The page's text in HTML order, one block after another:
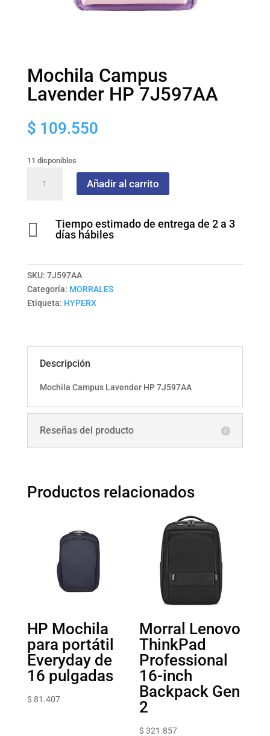
Mochila Campus
Lavender HP 7J597AA
$ 109.550
11 disponibles
Campus
7J597AA
Añadir al carrito

Tiempo estimado de entrega de 2 a 3
días hábiles
SKU: 7J597AA
Categoría: MORRALES
Etiqueta: HYPERX
Descripción
Mochila Campus Lavender HP 7J597AA
Reseñas del producto
Productos relacionados
HP Mochila
para portátil
Everyday de
16 pulgadas
$ 81.407
Morral Lenovo
ThinkPad
Professional
16-inch
Backpack Gen
2
$ 321.857